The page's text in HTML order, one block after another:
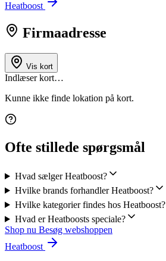
Heatboost
Firmaadresse
Vis kort
Indlæser kort…
Kunne ikke finde lokation på kort.
Ofte stillede spørgsmål
Hvad sælger Heatboost?
Hvilke brands forhandler Heatboost?
Hvilke kategorier findes hos Heatboost?
Hvad er Heatboosts speciale?
Shop nu Besøg webshoppen
Heatboost